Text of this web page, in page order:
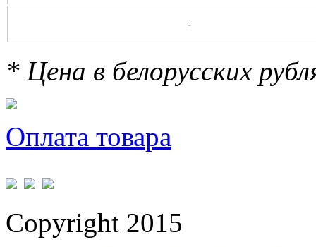
-
* Цена в белорусских
Оплата товара
Copyright 2015